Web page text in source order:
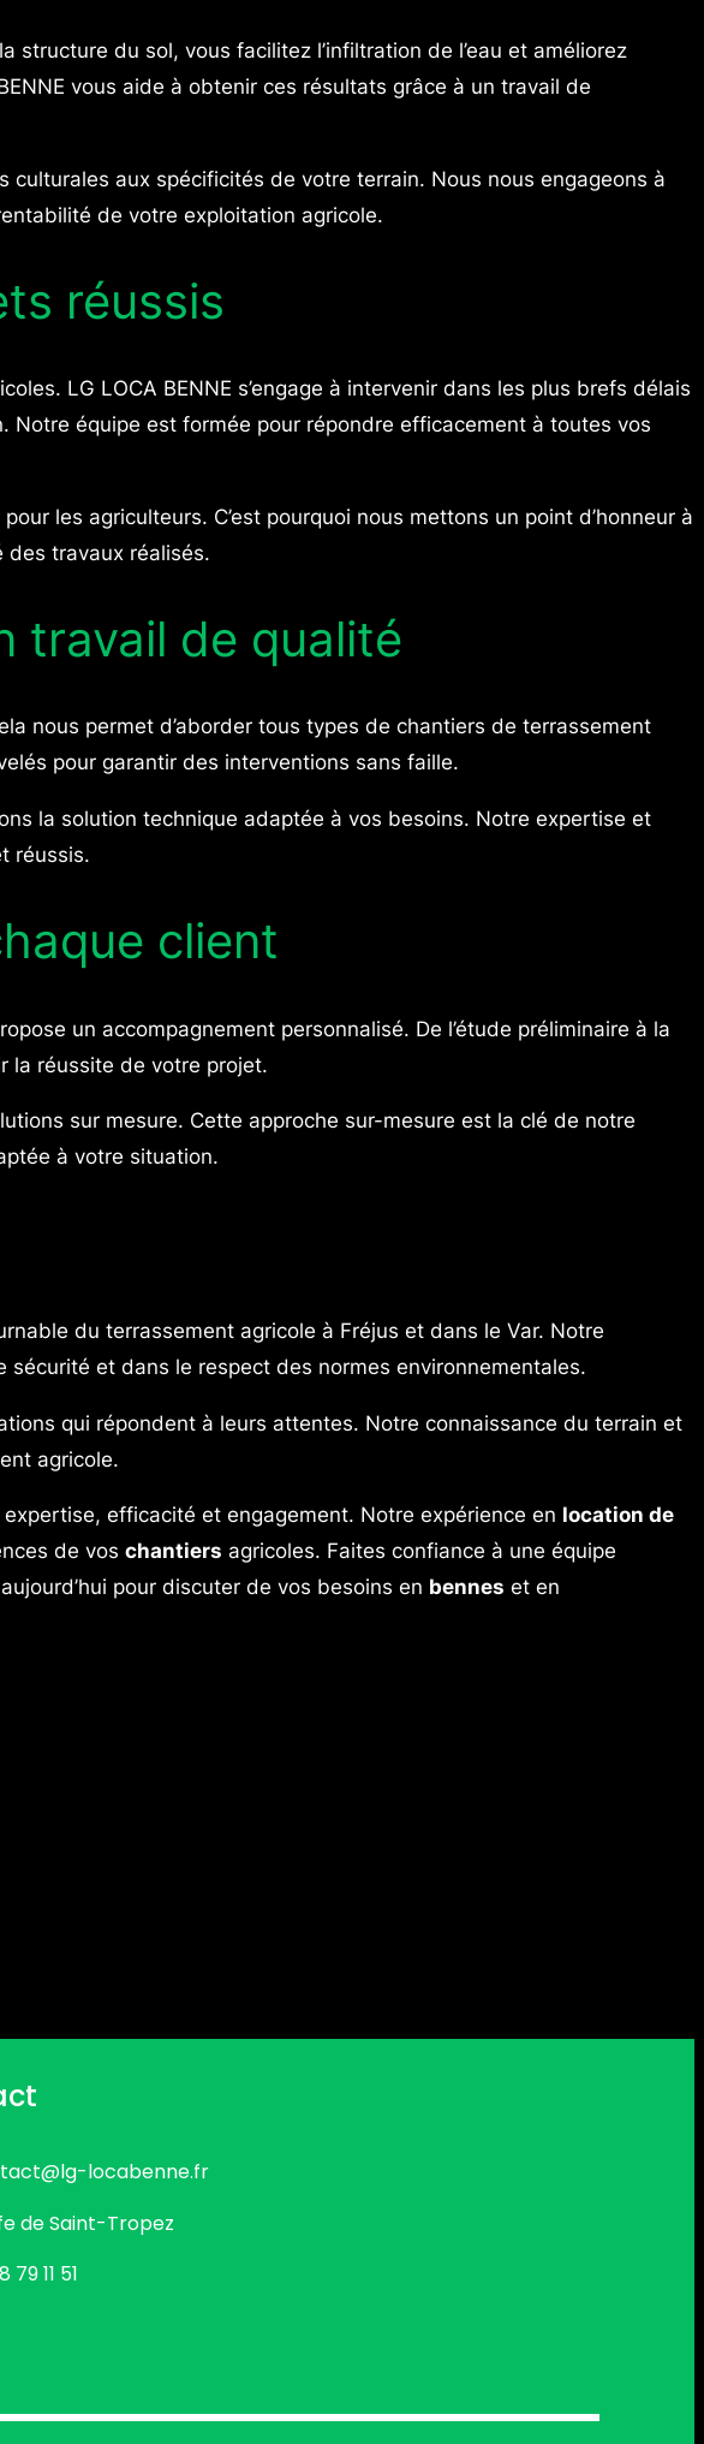
du sol, vous facilitez l’infiltration de l’eau et améliorez
vous aide à obtenir ces résultats grâce à un travail de
aux spécificités de votre terrain. Nous nous engageons à
de votre exploitation agricole.
réussis
LG LOCA BENNE s’engage à intervenir dans les plus brefs délais
équipe est formée pour répondre efficacement à toutes vos
les agriculteurs. C’est pourquoi nous mettons un point d’honneur à
des travaux réalisés.
travail de qualité
nous permet d’aborder tous types de chantiers de terrassement
pour garantir des interventions sans faille.
la solution technique adaptée à vos besoins. Notre expertise et
réussis.
client
un accompagnement personnalisé. De l’étude préliminaire à la
la réussite de votre projet.
sur mesure. Cette approche sur-mesure est la clé de notre
à votre situation.
du terrassement agricole à Fréjus et dans le Var. Notre
et dans le respect des normes environnementales.
qui répondent à leurs attentes. Notre connaissance du terrain et
agricole.
efficacité et engagement. Notre expérience en location de
de vos chantiers agricoles. Faites confiance à une équipe
pour discuter de vos besoins en bennes et en
locabenne.fr
de Saint-Tropez
79 11 51